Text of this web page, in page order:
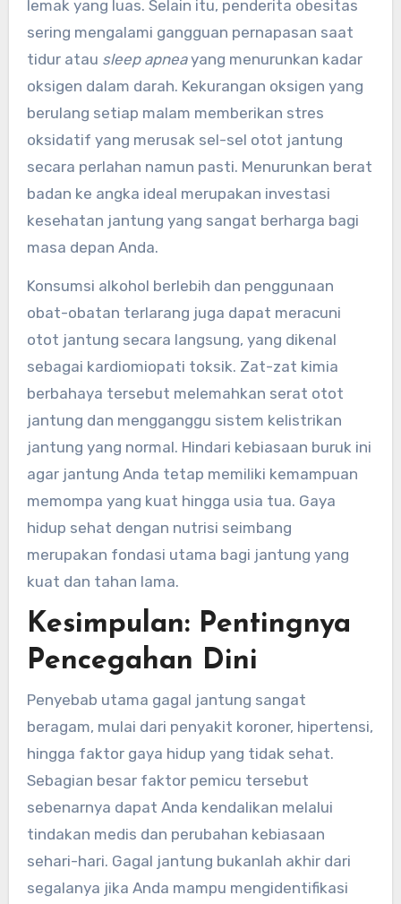
lemak yang luas. Selain itu, penderita obesitas
sering mengalami gangguan pernapasan saat
tidur atau sleep apneayang menurunkan kadar
oksigen dalam darah. Kekurangan oksigen yang
berulang setiap malam memberikan stres
oksidatif yang merusak sel-sel otot jantung
secara perlahan namun pasti. Menurunkan berat
badan ke angka ideal merupakan investasi
kesehatan jantung yang sangat berharga bagi
masa depan Anda.
Konsumsi alkohol berlebih dan penggunaan
obat-obatan terlarang juga dapat meracuni
otot jantung secara langsung, yang dikenal
sebagai kardiomiopati toksik. Zat-zat kimia
berbahaya tersebut melemahkan serat otot
jantung dan mengganggu sistem kelistrikan
jantung yang normal. Hindari kebiasaan buruk ini
agar jantung Anda tetap memiliki kemampuan
memompa yang kuat hingga usia tua. Gaya
hidup sehat dengan nutrisi seimbang
merupakan fondasi utama bagi jantung yang
kuat dan tahan lama.
Kesimpulan: Pentingnya
Pencegahan Dini
Penyebab utama gagal jantung sangat
beragam, mulai dari penyakit koroner, hipertensi,
hingga faktor gaya hidup yang tidak sehat.
Sebagian besar faktor pemicu tersebut
sebenarnya dapat Anda kendalikan melalui
tindakan medis dan perubahan kebiasaan
sehari-hari. Gagal jantung bukanlah akhir dari
segalanya jika Anda mampu mengidentifikasi